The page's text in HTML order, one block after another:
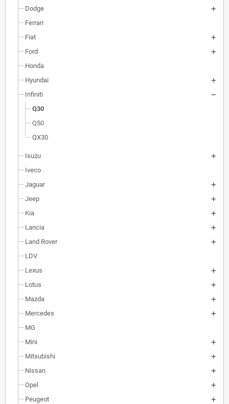
Dodge
Ferrari
Fiat
Ford
Honda
Hyundai
Infiniti
Q30
Q50
QX30
Isuzu
Iveco
Jaguar
Jeep
Kia
Lancia
Land Rover
LDV
Lexus
Lotus
Mazda
Mercedes
MG
Mini
Mitsubishi
Nissan
Opel
Peugeot